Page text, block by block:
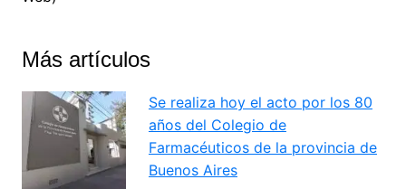
Más artículos
Se realiza hoy el acto por los 80
años del Colegio de
Farmacéuticos de la provincia de
Buenos Aires